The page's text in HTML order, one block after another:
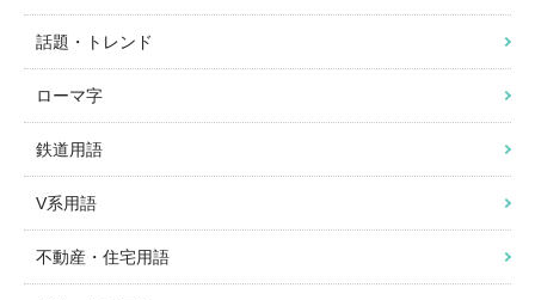
話題・トレンド
ローマ字
鉄道用語
V系用語
不動産・住宅用語